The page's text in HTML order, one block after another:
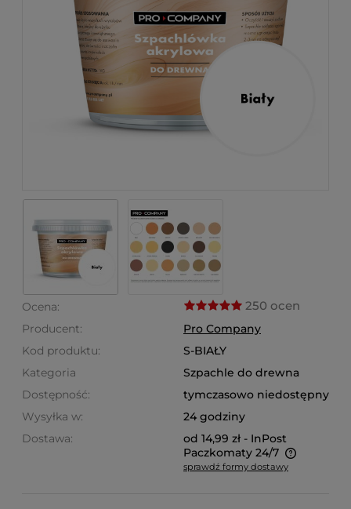
Ocena: 250 ocen
Producent:
Pro Company
Kod produktu:
S-BIAŁY
Kategoria
Szpachle do drewna
Dostępność:
tymczasowo niedostępny
Wysyłka w:
24 godziny
Dostawa:
od 14,99 zł - InPost
Paczkomaty 24/7
Cena nie zawiera ewentualnych kosztów płatności
sprawdź formy dostawy